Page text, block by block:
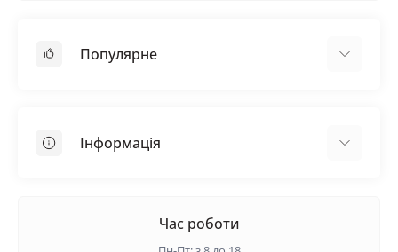
Популярне
Самовирівнююча суміш
Інформація
Час роботи